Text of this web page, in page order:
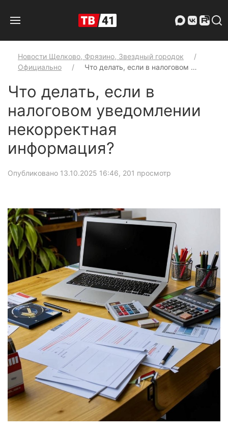
Новости Щелково, Фрязино, Звездный городок
Официально
Что делать, если в налоговом …
Что делать, если в
налоговом уведомлении
некорректная
информация?
Опубликовано 13.10.2025 16:46, 201 просмотр